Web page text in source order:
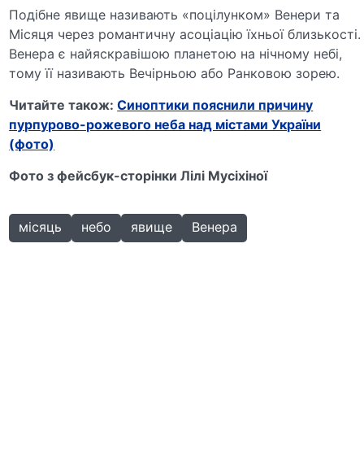
Подібне явище називають «поцілунком» Венери та
Місяця через романтичну асоціацію їхньої близькості.
Венера є найяскравішою планетою на нічному небі,
тому її називають Вечірньою або Ранковою зорею.
Читайте також:Синоптики пояснили причину
пурпурово-рожевого неба над містами України
(фото)
Фото з фейсбук-сторінки Лілі Мусіхіної
місяць небо явище Венера